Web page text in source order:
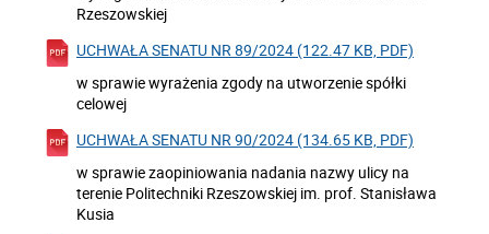
Rzeszowskiej
UCHWAŁA SENATU NR 89/2024 (122.47 KB, PDF)
w sprawie wyrażenia zgody na utworzenie spółki
celowej
UCHWAŁA SENATU NR 90/2024 (134.65 KB, PDF)
w sprawie zaopiniowania nadania nazwy ulicy na
terenie Politechniki Rzeszowskiej im. prof. Stanisława
Kusia